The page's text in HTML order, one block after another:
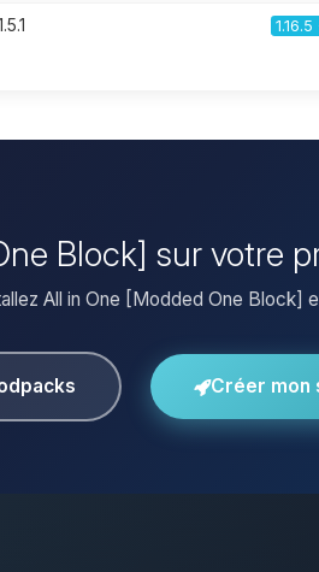
Block] sur votre
All in One [Modded One Block]
Créer mon